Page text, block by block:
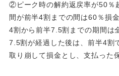
②ピーク時の解約返戻率が50％
間が前半4割までの間は60％損
4割から前半7.5割までの期間は
7.5割が経過した後は、前半4割
取り崩して損金とし、支払った